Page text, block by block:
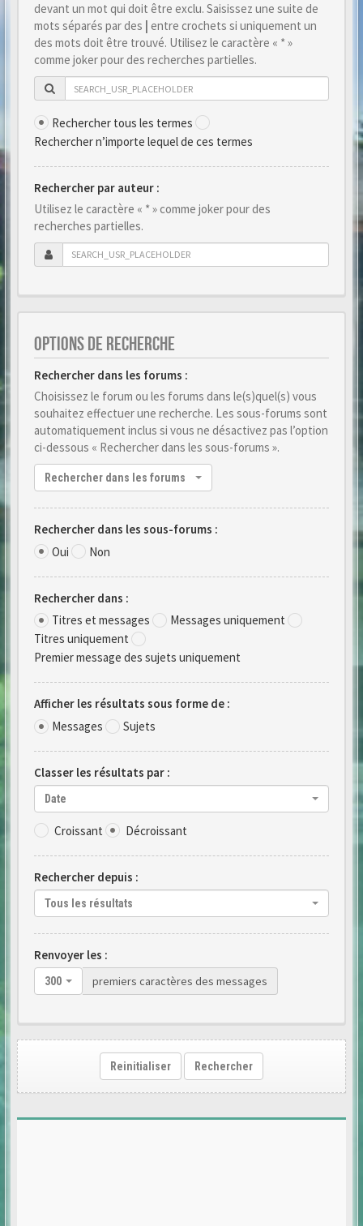
devant un mot qui doit être exclu. Saisissez une suite de
mots séparés par des | entre crochets si uniquement un
des mots doit être trouvé. Utilisez le caractère « * »
comme joker pour des recherches partielles.
Rechercher tous les termes
Rechercher n’importe lequel de ces termes
Rechercher par auteur :
Utilisez le caractère « * » comme joker pour des
recherches partielles.
OPTIONS DE RECHERCHE
Rechercher dans les forums :
Choisissez le forum ou les forums dans le(s)quel(s) vous
souhaitez effectuer une recherche. Les sous-forums sont
automatiquement inclus si vous ne désactivez pas l’option
ci-dessous « Rechercher dans les sous-forums ».
Rechercher dans les forums
Rechercher dans les sous-forums :
Oui
Non
Rechercher dans :
Titres et messages
Messages uniquement
Titres uniquement
Premier message des sujets uniquement
Afficher les résultats sous forme de :
Messages
Sujets
Classer les résultats par :
Date
Croissant Décroissant
Rechercher depuis :
Tous les résultats
Renvoyer les :
300 premiers caractères des messages
Reinitialiser Rechercher